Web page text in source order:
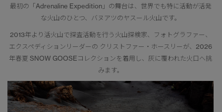
最初の「Adrenaline Expedition」の舞台は、世界でも特に活動が活発
な火山のひとつ、バヌアツのヤスール火山です。
2013年より活火山で探査活動を行う火山探検家、フォトグラファー、
エクスペディションリーダーの クリストファー・ホースリーが、2026
年春夏 SNOW GOOSEコレクションを着用し、灰に覆われた火口へ挑
みます。